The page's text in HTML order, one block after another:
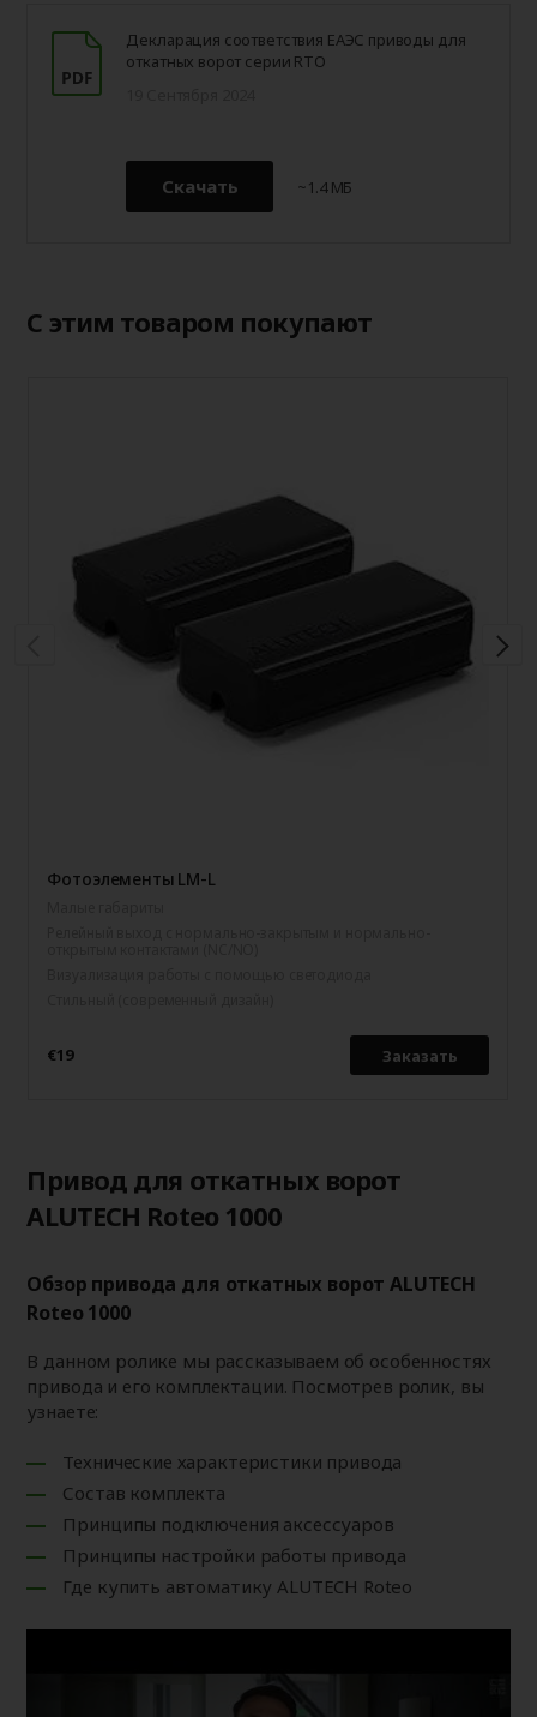
Декларация соответствия ЕАЭС приводы для
откатных ворот серии RTO
Скачать ~1.4 МБ
С этим товаром покупают
Фотоэлементы LM-L
€19 Заказать
Привод для откатных ворот
ALUTECH Roteo 1000
Обзор привода для откатных ворот ALUTECH
Roteo 1000
В данном ролике мы рассказываем об особенностях
привода и его комплектации. Посмотрев ролик, вы
узнаете:
Технические характеристики привода
Состав комплекта
Принципы подключения аксессуаров
Принципы настройки работы привода
Где купить автоматику ALUTECH Roteo